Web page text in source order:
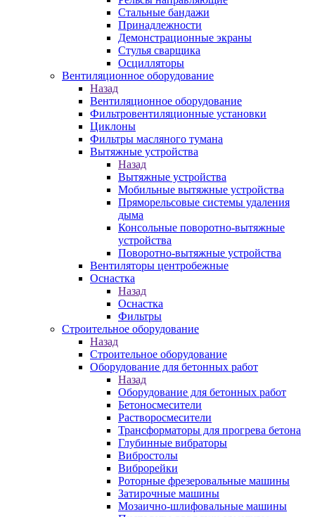
Стальные бандажи
Принадлежности
Демонстрационные экраны
Стулья сварщика
Осцилляторы
Вентиляционное оборудование
Назад
Вентиляционное оборудование
Фильтровентиляционные установки
Циклоны
Фильтры масляного тумана
Вытяжные устройства
Назад
Вытяжные устройства
Мобильные вытяжные устройства
Пряморельсовые системы удаления
дыма
Консольные поворотно-вытяжные
устройства
Поворотно-вытяжные устройства
Вентиляторы центробежные
Оснастка
Назад
Оснастка
Фильтры
Строительное оборудование
Назад
Строительное оборудование
Оборудование для бетонных работ
Назад
Оборудование для бетонных работ
Бетоносмесители
Растворосмесители
Трансформаторы для прогрева бетона
Глубинные вибраторы
Вибростолы
Виброрейки
Роторные фрезеровальные машины
Затирочные машины
Мозаично-шлифовальные машины